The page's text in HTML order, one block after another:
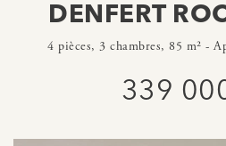
DENFERT
4 pièces, 3 chambres, 85 m² -
339